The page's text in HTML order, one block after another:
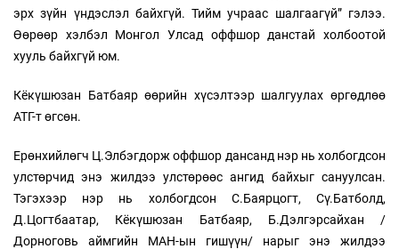
эрх зүйн үндэслэл байхгүй. Тийм учраас шалгаагүй” гэлээ.
Өөрөөр хэлбэл Монгол Улсад оффшор данстай холбоотой
хууль байхгүй юм.
Кёкүшюзан Батбаяр өөрийн хүсэлтээр шалгуулах өргөдлөө
АТГ-т өгсөн.
Ерөнхийлөгч Ц.Элбэгдорж оффшор дансанд нэр нь холбогдсон
улстөрчид энэ жилдээ улстөрөөс ангид байхыг сануулсан.
Тэгэхээр нэр нь холбогдсон С.Баярцогт, Сү.Батболд,
Д.Цогтбаатар, Кёкүшюзан Батбаяр, Б.Дэлгэрсайхан /
Дорноговь аймгийн МАН-ын гишүүн/ нарыг энэ жилдээ